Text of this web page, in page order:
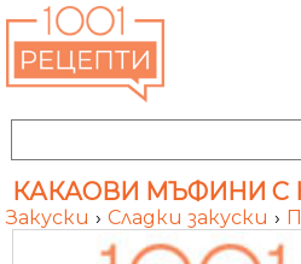
КАКАОВИ МЪФИНИ С
Закуски › Сладки закуски ›